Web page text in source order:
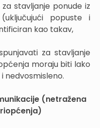
stavljanje ponude iz
popuste i
kao takav,
za stavljanje
moraju biti lako
nedvosmisleno.
(netražena